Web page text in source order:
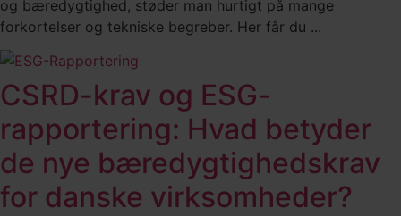
og bæredygtighed, støder man hurtigt på mange
forkortelser og tekniske begreber. Her får du ...
CSRD-krav og ESG-
rapportering: Hvad betyder
de nye bæredygtighedskrav
for danske virksomheder?